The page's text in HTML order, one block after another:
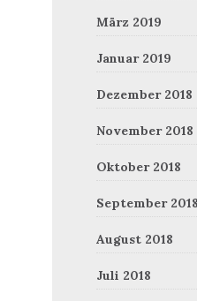
März 2019
Januar 2019
Dezember 2018
November 2018
Oktober 2018
September 2018
August 2018
Juli 2018